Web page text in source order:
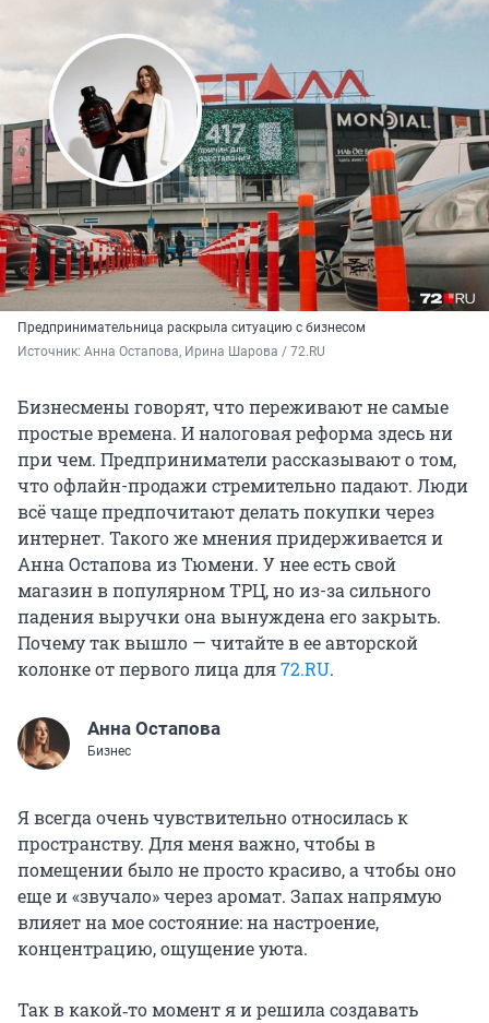
Предпринимательница раскрыла ситуацию с бизнесом
Источник: Анна Остапова, Ирина Шарова / 72.RU
Бизнесмены говорят, что переживают не самые
простые времена. И налоговая реформа здесь ни
при чем. Предприниматели рассказывают о том,
что офлайн-продажи стремительно падают. Люди
всё чаще предпочитают делать покупки через
интернет. Такого же мнения придерживается и
Анна Остапова из Тюмени. У нее есть свой
магазин в популярном ТРЦ, но из-за сильного
падения выручки она вынуждена его закрыть.
Почему так вышло — читайте в ее авторской
колонке от первого лица для72.RU.
Анна Остапова
Бизнес
Я всегда очень чувствительно относилась к
пространству. Для меня важно, чтобы в
помещении было не просто красиво, а чтобы оно
еще и «звучало» через аромат. Запах напрямую
влияет на мое состояние: на настроение,
концентрацию, ощущение уюта.
Так в какой‑то момент я и решила создавать